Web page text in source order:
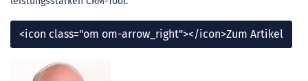
<icon class="om om-arrow_right"></icon>Zum Artikel